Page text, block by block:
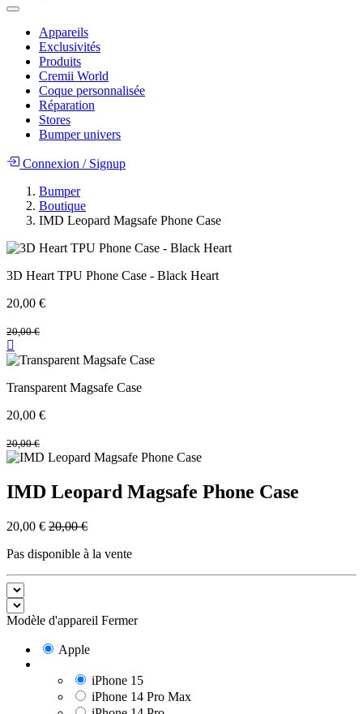
Appareils
Exclusivités
Produits
Cremii World
Coque personnalisée
Réparation
Stores
Bumper univers
Connexion /Signup
Bumper
Boutique
IMD Leopard Magsafe Phone Case
3D Heart TPU Phone Case - Black Heart
20,00 €
20,00€
Transparent Magsafe Case
20,00 €
20,00€
IMD Leopard Magsafe Phone Case
20,00 € 20,00€
Pas disponible à la vente
Modèle d'appareil Fermer
Apple
iPhone 15
iPhone 14 Pro Max